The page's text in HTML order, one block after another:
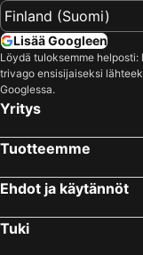
Lisää Googleen
Löydä tuloksemme helposti:
trivago ensisijaiseksi
Googlessa.
Yritys
Tuotteemme
Ehdot ja käytännöt
Tuki